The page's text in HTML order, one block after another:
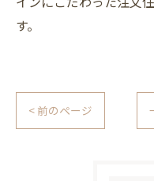
す。
< 前のページ